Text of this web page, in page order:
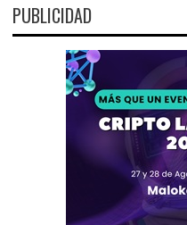
PUBLICIDAD